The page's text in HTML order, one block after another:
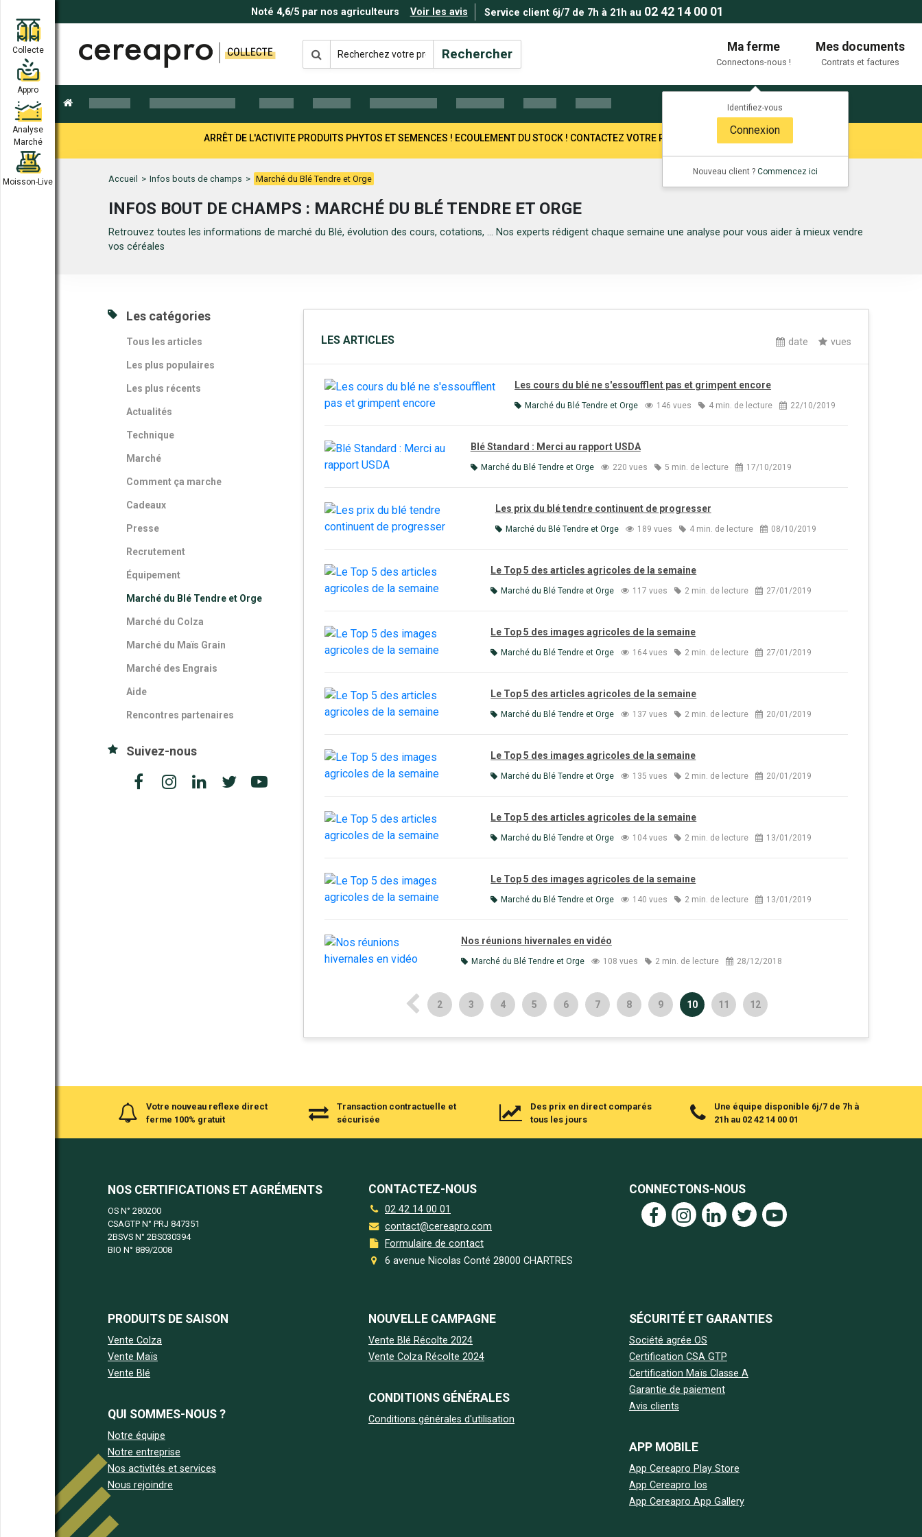
Noté 4,6/5 par nos agriculteurs Voir les avis Service client 6j/7 de 7h à 21h au 02 42 14 00 01
Rechercher Ma ferme
Connectons-nous !
Identifiez-vous
Connexion
Nouveau client ? Commencez ici
Mes documents
Contrats et factures
ARRÊT DE L'ACTIVITE PRODUITS PHYTOS ET SEMENCES ! ECOULEMENT DU STOCK ! CONTACTEZ VOTRE RESPONSABLE SECTEUR !
Collecte
Appro
Analyse
Marché
Moisson-Live Accueil > Infos bouts de champs > Marché du Blé Tendre et Orge
INFOS BOUT DE CHAMPS : MARCHÉ DU BLÉ TENDRE ET ORGE
Retrouvez toutes les informations de marché du Blé, évolution des cours, cotations, ... Nos experts rédigent chaque semaine une analyse pour vous aider à mieux vendre
vos céréales
Les catégories
Tous les articles
Les plus populaires
Les plus récents
Actualités
Technique
Marché
Comment ça marche
Cadeaux
Presse
Recrutement
Équipement
Marché du Blé Tendre et Orge
Marché du Colza
Marché du Maïs Grain
Marché des Engrais
Aide
Rencontres partenaires
Suivez-nous
date vues
LES ARTICLES
Les cours du blé ne s'essoufflent pas et grimpent encore
Marché du Blé Tendre et Orge 146 vues 4 min. de lecture 22/10/2019
Blé Standard : Merci au rapport USDA
Marché du Blé Tendre et Orge 220 vues 5 min. de lecture 17/10/2019
Les prix du blé tendre continuent de progresser
Marché du Blé Tendre et Orge 189 vues 4 min. de lecture 08/10/2019
Le Top 5 des articles agricoles de la semaine
Marché du Blé Tendre et Orge 117 vues 2 min. de lecture 27/01/2019
Le Top 5 des images agricoles de la semaine
Marché du Blé Tendre et Orge 164 vues 2 min. de lecture 27/01/2019
Le Top 5 des articles agricoles de la semaine
Marché du Blé Tendre et Orge 137 vues 2 min. de lecture 20/01/2019
Le Top 5 des images agricoles de la semaine
Marché du Blé Tendre et Orge 135 vues 2 min. de lecture 20/01/2019
Le Top 5 des articles agricoles de la semaine
Marché du Blé Tendre et Orge 104 vues 2 min. de lecture 13/01/2019
Le Top 5 des images agricoles de la semaine
Marché du Blé Tendre et Orge 140 vues 2 min. de lecture 13/01/2019
Nos réunions hivernales en vidéo
Marché du Blé Tendre et Orge 108 vues 2 min. de lecture 28/12/2018
2 3 4 5 6 7 8 9 10 11 12
Votre nouveau reflexe direct
ferme 100% gratuit
Transaction contractuelle et
sécurisée
Des prix en direct comparés
tous les jours
Une équipe disponible 6j/7 de 7h à
21h au 02 42 14 00 01
NOS CERTIFICATIONS ET AGRÉMENTS
OS N° 280200
CSAGTP N° PRJ 847351
2BSVS N° 2BS030394
BIO N° 889/2008
CONTACTEZ-NOUS
02 42 14 00 01
contact@cereapro.com
Formulaire de contact
6 avenue Nicolas Conté 28000 CHARTRES
CONNECTONS-NOUS
PRODUITS DE SAISON
Vente Colza
Vente Maïs
Vente Blé
QUI SOMMES-NOUS ?
Notre équipe
Notre entreprise
Nos activités et services
Nous rejoindre
NOUVELLE CAMPAGNE
Vente Blé Récolte 2024
Vente Colza Récolte 2024
CONDITIONS GÉNÉRALES
Conditions générales d'utilisation
SÉCURITÉ ET GARANTIES
Société agrée OS
Certification CSA GTP
Certification Maïs Classe A
Garantie de paiement
Avis clients
APP MOBILE
App Cereapro Play Store
App Cereapro Ios
App Cereapro App Gallery